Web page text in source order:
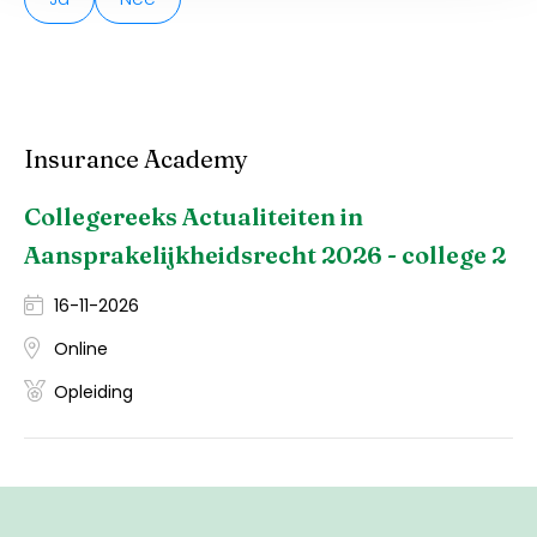
Insurance Academy
Collegereeks Actualiteiten in
Aansprakelijkheidsrecht 2026 - college 2
16-11-2026
Online
Opleiding